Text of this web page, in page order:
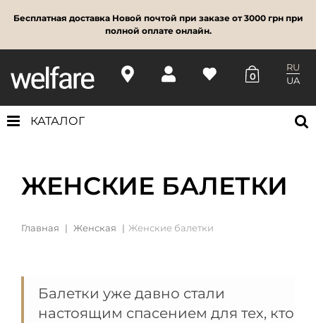
Бесплатная доставка Новой почтой при заказе от 3000 грн при
полной оплате онлайн.
0
RU
UA
КАТАЛОГ
ЖЕНСКИЕ БАЛЕТКИ
Главная Женская Женские балетки
Балетки уже давно стали
настоящим спасением для тех, кто